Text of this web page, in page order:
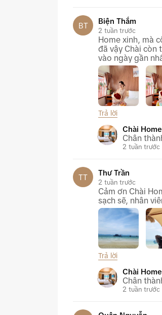
BT
Biện Thắm
2 tuần trước
Home xinh, mà
đã vậy Chài còn
vào ngày gần
Trả lời
Chài
Chân
2 tuần trước
TT
Thư Trần
2 tuần trước
Cảm ơn Chài
sạch sẽ, nhân
Trả lời
Chài
Chân
2 tuần trước